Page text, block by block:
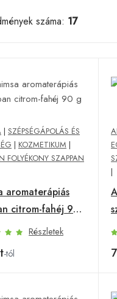
száma: 17
| SZÉPSÉGÁPOLÁS ÉS
| KOZMETIKUM |
FOLYÉKONY SZAPPAN
aromaterápiás
citrom-fahéj 90
Részletek
-tól
|